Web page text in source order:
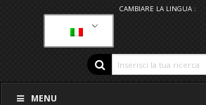
CAMBIARE LA LINGUA :
MENU